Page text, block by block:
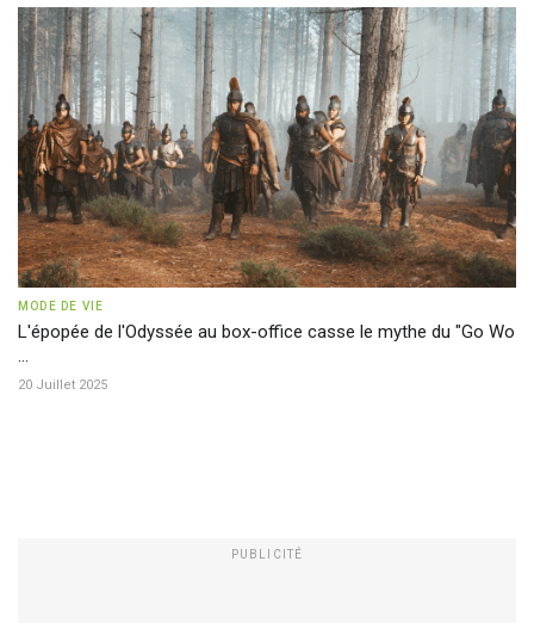
MODE DE VIE
L'épopée de l'Odyssée au box-office casse le mythe du "Go Wo
...
20 Juillet 2025
PUBLICITÉ